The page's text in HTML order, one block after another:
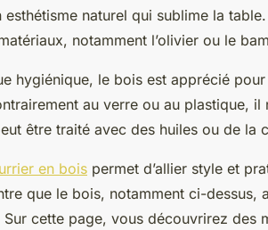
naturel qui sublime la
notamment l’olivier ou le
hygiénique, le bois est apprécié
au verre ou au plastique,
être traité avec des huiles ou de la
en bois permet d’allier style et
que le bois, notamment ci-dessus,
cette page, vous découvrirez des